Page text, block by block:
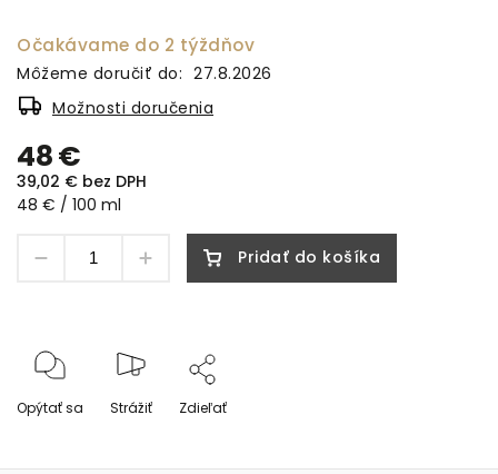
48 €
39,02 € bez DPH
48 € / 100 ml
Očakávame do 2 týždňov
Môžeme doručiť do: 27.8.2026
Možnosti doručenia
Pridať do košíka
Opýtať sa Strážiť Zdieľať